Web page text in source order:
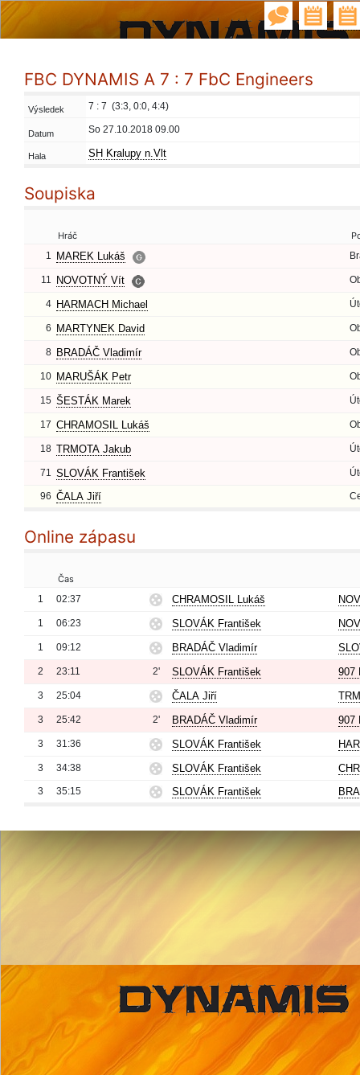
FBC DYNAMIS A 7 : 7 FbC Engineers
Výsledek 7 : 7 (3:3, 0:0, 4:4)
Datum So 27.10.2018 09.00
Hala SH Kralupy n.Vlt
Soupiska
Hráč
1
MAREK Lukáš
11 NOVOTNÝ Vít
4 HARMACH Michael
6 MARTYNEK David
8 BRADÁČ Vladimír
10 MARUŠÁK Petr
15 ŠESTÁK Marek
17 CHRAMOSIL Lukáš
18 TRMOTA Jakub
71 SLOVÁK František
96 ČALA Jiří
Online zápasu
Čas
1
02:37 CHRAMOSIL Lukáš
1 06:23 SLOVÁK František
1 09:12 BRADÁČ Vladimír
2 23:11 2' SLOVÁK František 907
3 25:04 ČALA Jiří
3 25:42 2' BRADÁČ Vladimír 907
3 31:36 SLOVÁK František
3 34:38 SLOVÁK František
3 35:15 SLOVÁK František